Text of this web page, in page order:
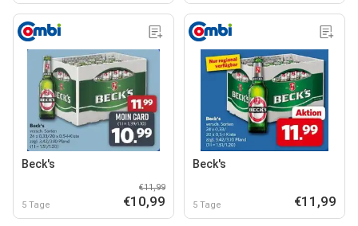
Beck's
5 Tage
€11,99
€10,99
Beck's
5 Tage €11,99